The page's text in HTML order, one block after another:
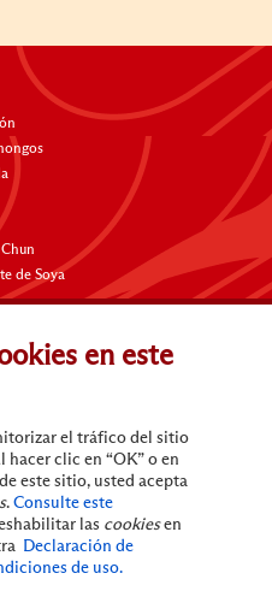
de Soya
de Lee Kum Kee
boca
de privacidad
en este
el tráfico del sitio
clic en “OK” o en
este sitio, usted acepta
. Consulte este
las cookiesen
Declaración de
de uso.